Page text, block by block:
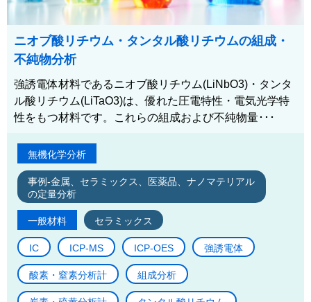
ニオブ酸リチウム・タンタル酸リチウムの組成・
不純物分析
強誘電体材料であるニオブ酸リチウム(LiNbO3)・タンタ
ル酸リチウム(LiTaO3)は、優れた圧電特性・電気光学特
性をもつ材料です。これらの組成および不純物量･･･
無機化学分析
事例-金属、セラミックス、医薬品、ナノマテリアル
の定量分析
一般材料 セラミックス
IC ICP-MS ICP-OES 強誘電体
酸素・窒素分析計 組成分析